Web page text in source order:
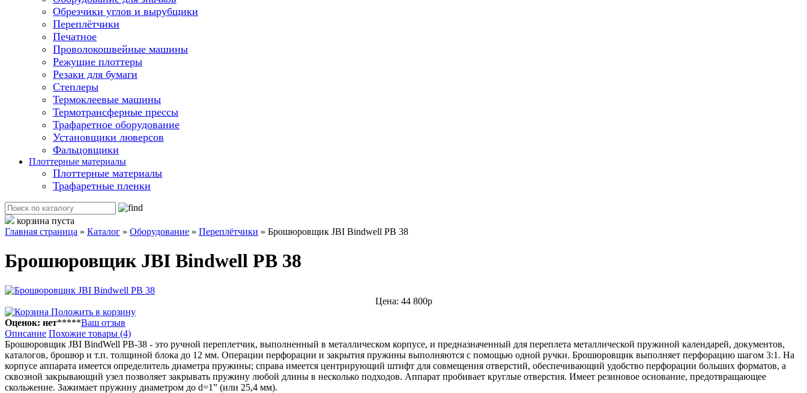
Обрезчики углов и вырубщики
Переплётчики
Печатное
Проволокошвейные машины
Режущие плоттеры
Резаки для бумаги
Степлеры
Термоклеевые машины
Термотрансферные прессы
Трафаретное оборудование
Установщики люверсов
Фальцовщики
Плоттерные материалы
Плоттерные материалы
Трафаретные пленки
корзина пуста
Главная страница » Каталог » Оборудование » Переплётчики » Брошюровщик JBI Bindwell PB 38
Брошюровщик JBI Bindwell PB 38
Цена: 44 800р
Положить в корзину
Оценок: нет*****Ваш отзыв
Описание Похожие товары (4)
Брошюровщик JBI BindWell PB-38 - это ручной переплетчик, выполненный в металлическом корпусе, и предназначенный для переплета металлической пружиной календарей, документов,
каталогов, брошюр и т.п. толщиной блока до 12 мм. Операции перфорации и закрытия пружины выполняются с помощью одной ручки. Брошюровщик выполняет перфорацию шагом 3:1. На
корпусе аппарата имеется определитель диаметра пружины; справа имеется центрирующий штифт для совмещения отверстий, обеспечивающий удобство перфорации больших форматов, а
сквозной закрывающий узел позволяет закрывать пружину любой длины в несколько подходов. Аппарат пробивает круглые отверстия. Имеет резиновое основание, предотвращающее
скольжение. Зажимает пружину диаметром до d=1” (или 25,4 мм).